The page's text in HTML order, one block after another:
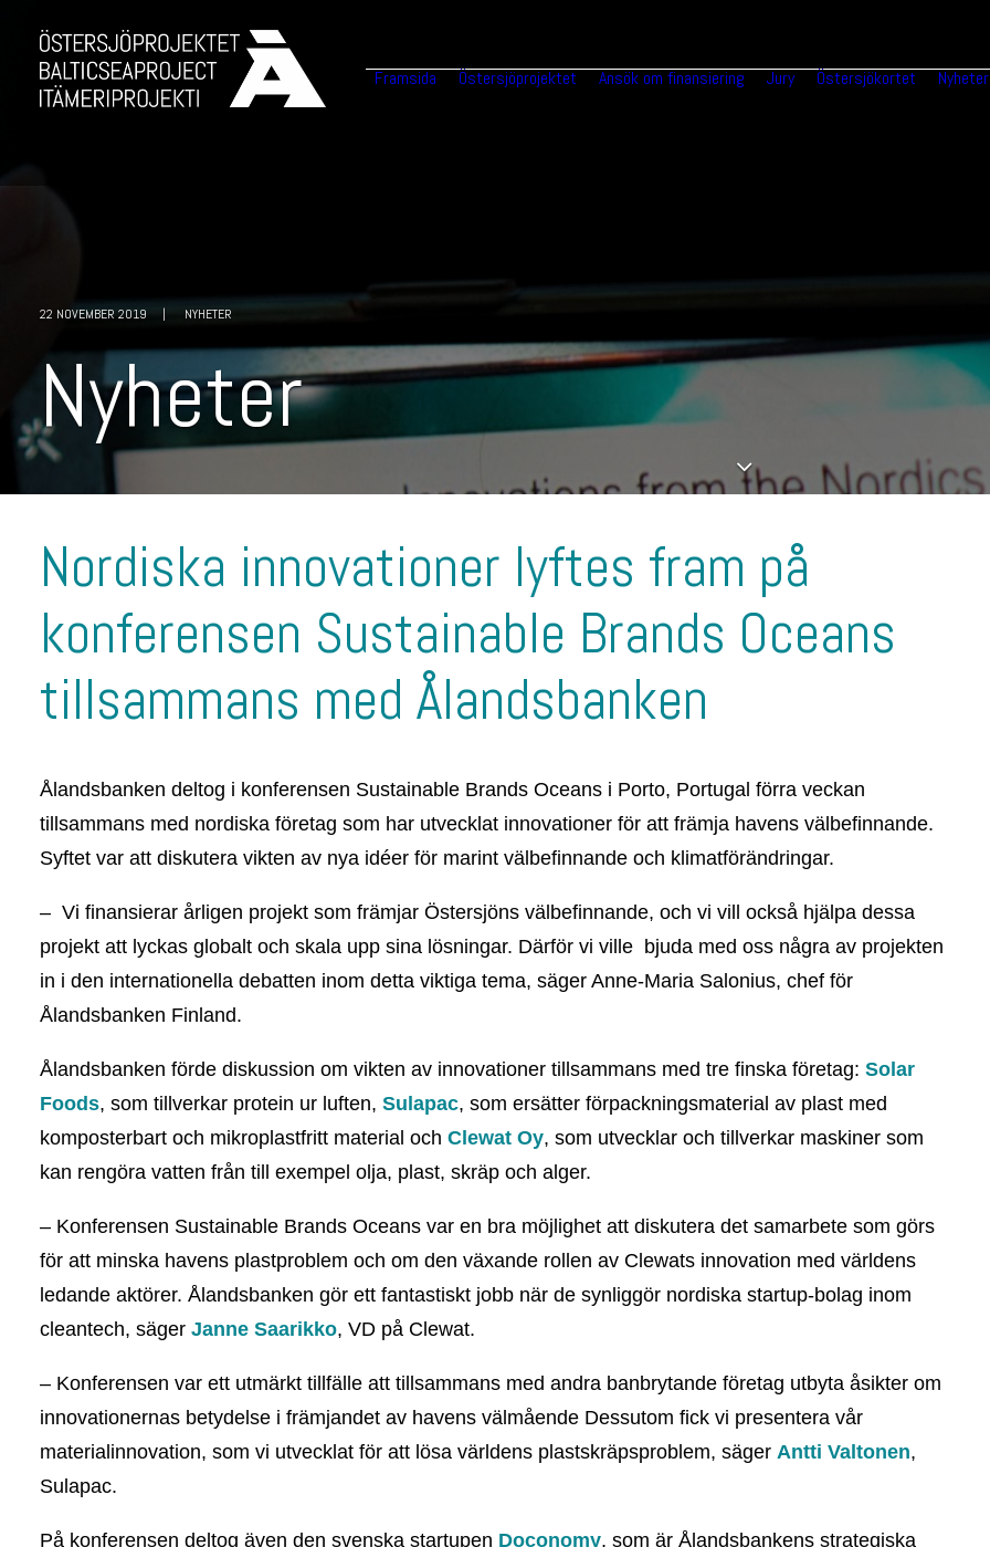
Framsida Östersjöprojektet Ansök om finansiering Jury Östersjökortet Nyheter
22 NOVEMBER 2019 | NYHETER
Nyheter
Nordiska innovationer lyftes fram på
konferensen Sustainable Brands Oceans
tillsammans med Ålandsbanken
Ålandsbanken deltog i konferensen Sustainable Brands Oceans i Porto, Portugal förra veckan
tillsammans med nordiska företag som har utvecklat innovationer för att främja havens välbefinnande.
Syftet var att diskutera vikten av nya idéer för marint välbefinnande och klimatförändringar.
– Vi finansierar årligen projekt som främjar Östersjöns välbefinnande, och vi vill också hjälpa dessa
projekt att lyckas globalt och skala upp sina lösningar. Därför vi ville bjuda med oss några av projekten
in i den internationella debatten inom detta viktiga tema, säger Anne-Maria Salonius, chef för
Ålandsbanken Finland.
Ålandsbanken förde diskussion om vikten av innovationer tillsammans med tre finska företag: Solar
Foods, som tillverkar protein ur luften, Sulapac, som ersätter förpackningsmaterial av plast med
komposterbart och mikroplastfritt material och Clewat Oy, som utvecklar och tillverkar maskiner som
kan rengöra vatten från till exempel olja, plast, skräp och alger.
– Konferensen Sustainable Brands Oceans var en bra möjlighet att diskutera det samarbete som görs
för att minska havens plastproblem och om den växande rollen av Clewats innovation med världens
ledande aktörer. Ålandsbanken gör ett fantastiskt jobb när de synliggör nordiska startup-bolag inom
cleantech, säger Janne Saarikko, VD på Clewat.
– Konferensen var ett utmärkt tillfälle att tillsammans med andra banbrytande företag utbyta åsikter om
innovationernas betydelse i främjandet av havens välmående Dessutom fick vi presentera vår
materialinnovation, som vi utvecklat för att lösa världens plastskräpsproblem, säger Antti Valtonen,
Sulapac.
På konferensen deltog även den svenska startupen Doconomy, som är Ålandsbankens strategiska